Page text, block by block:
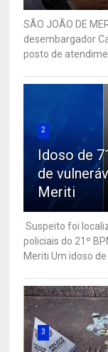
SÃO JOÃO DE
desembargador
posto de
2
Idoso de
de
Meriti
Suspeito foi
policiais do 21º
Meriti Um idoso de
3